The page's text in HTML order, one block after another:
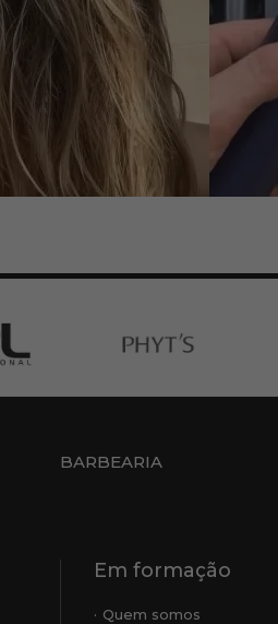
BARBEARIA
Em formação
Quem somos